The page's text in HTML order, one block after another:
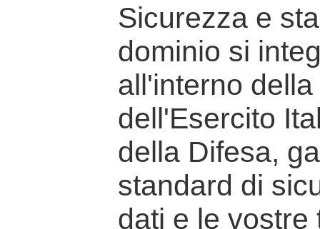
Sicurezza e
dominio si
all'interno
dell'Esercito
della Difesa,
standard di
dati e le vostre